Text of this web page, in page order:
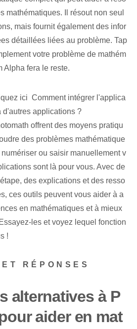
mathématiques. Il résout non seul
mais fournit également des infor
détaillées liées au problème. Tap
votre problème de mathém
Alpha fera le reste.
ici Comment intégrer l'applica
d'autres applications ?
offrent des moyens pratiqu
des ⁣problèmes mathématique
ou saisir manuellement v
sont là pour vous. Avec de
des explications et des resso
ces outils peuvent vous aider à a
en mathématiques et à mieux
les et voyez lequel fonction
!‍
RÉPONSES
‌alternatives à P
aider en mat